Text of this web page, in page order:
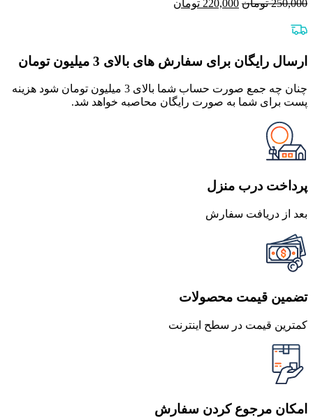
250,000 تومان 220,000 تومان
ارسال رایگان برای سفارش های بالای 3 میلیون تومان
چنان چه جمع صورت حساب شما بالای 3 میلیون تومان شود هزینه
پست برای شما به صورت رایگان محاصبه خواهد شد.
پرداخت درب منزل
بعد از دریافت سفارش
تضمین قیمت محصولات
کمترین قیمت در سطح اینترنت
امکان مرجوع کردن سفارش